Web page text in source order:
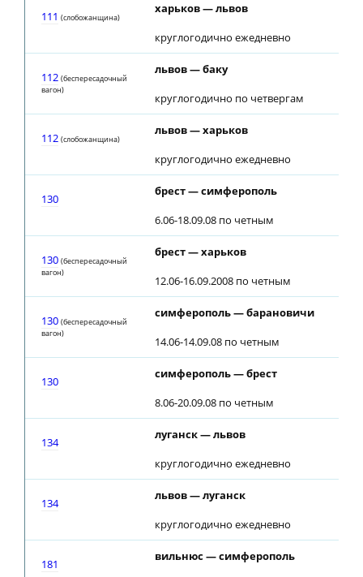
111 (слобожанщина)
харьков — львов
круглогодично ежедневно
112 (беспересадочный
вагон)
львов — баку
круглогодично по четвергам
112 (слобожанщина)
львов — харьков
круглогодично ежедневно
130
брест — симферополь
6.06-18.09.08 по четным
130 (беспересадочный
вагон)
брест — харьков
12.06-16.09.2008 по четным
130 (беспересадочный
вагон)
симферополь — барановичи
14.06-14.09.08 по четным
130
симферополь — брест
8.06-20.09.08 по четным
134
луганск — львов
круглогодично ежедневно
134
львов — луганск
круглогодично ежедневно
181
вильнюс — симферополь